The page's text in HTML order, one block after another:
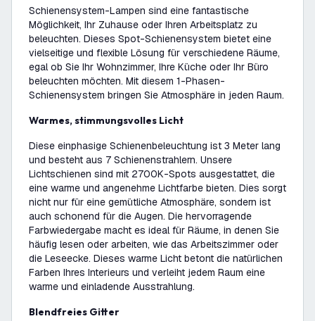
Schienensystem-Lampen sind eine fantastische
Möglichkeit, Ihr Zuhause oder Ihren Arbeitsplatz zu
beleuchten. Dieses Spot-Schienensystem bietet eine
vielseitige und flexible Lösung für verschiedene Räume,
egal ob Sie Ihr Wohnzimmer, Ihre Küche oder Ihr Büro
beleuchten möchten. Mit diesem 1-Phasen-
Schienensystem bringen Sie Atmosphäre in jeden Raum.
Warmes, stimmungsvolles Licht
Diese einphasige Schienenbeleuchtung ist 3 Meter lang
und besteht aus 7 Schienenstrahlern. Unsere
Lichtschienen sind mit 2700K-Spots ausgestattet, die
eine warme und angenehme Lichtfarbe bieten. Dies sorgt
nicht nur für eine gemütliche Atmosphäre, sondern ist
auch schonend für die Augen. Die hervorragende
Farbwiedergabe macht es ideal für Räume, in denen Sie
häufig lesen oder arbeiten, wie das Arbeitszimmer oder
die Leseecke. Dieses warme Licht betont die natürlichen
Farben Ihres Interieurs und verleiht jedem Raum eine
warme und einladende Ausstrahlung.
Blendfreies Gitter